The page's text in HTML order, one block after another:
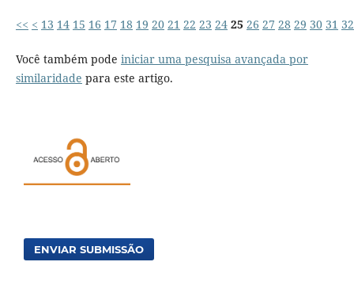
<< < 13 14 15 16 17 18 19 20 21 22 23 24 25 26 27 28 29 30 31 32
Você também pode iniciar uma pesquisa avançada por
similaridade para este artigo.
ENVIAR SUBMISSÃO